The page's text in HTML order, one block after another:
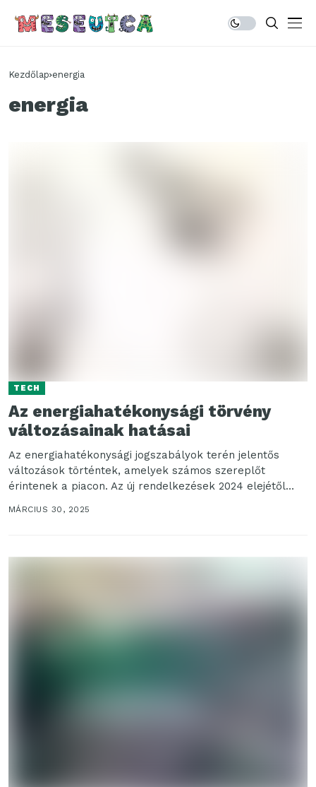
Kezdőlap energia
energia
TECH
Az energiahatékonysági törvény
változásainak hatásai
Az energiahatékonysági jogszabályok terén jelentős
változások történtek, amelyek számos szereplőt
érintenek a piacon. Az új rendelkezések 2024 elejétől
léptek hatályba, és különös hangsúlyt...
MÁRCIUS 30, 2025